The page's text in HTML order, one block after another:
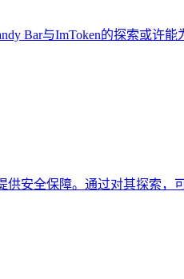
Bar与ImToken的探索或许
安全保障。通过对其探索，